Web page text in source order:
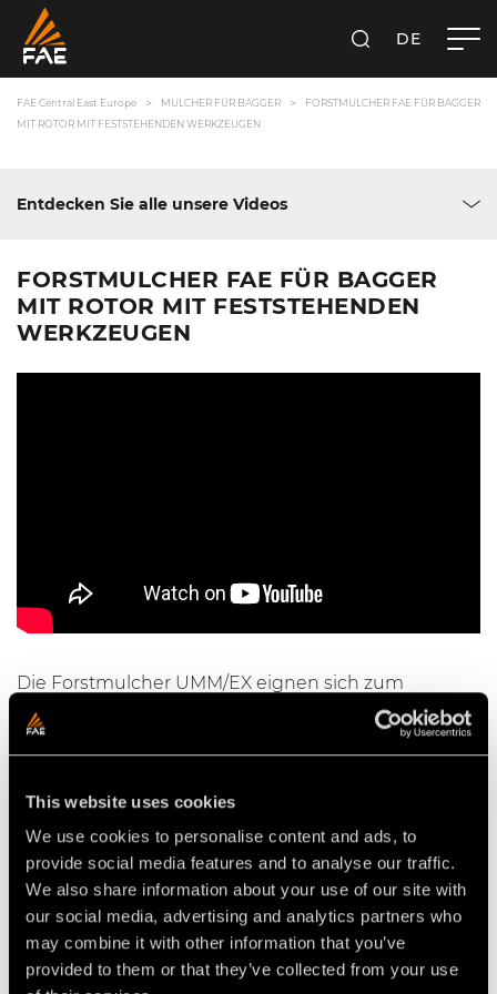
This website uses cookies
We use cookies to personalise content and ads, to
provide social media features and to analyse our traffic.
We also share information about your use of our site with
our social media, advertising and analytics partners who
may combine it with other information that you’ve
provided to them or that they’ve collected from your use
SUCHEN
DE
FAE Central East Europe MULCHER FÜR BAGGER
FORSTMULCHER FAE FÜR BAGGER
MIT ROTOR MIT FESTSTEHENDEN WERKZEUGEN
Entdecken Sie alle unsere Videos
FORSTMULCHER FAE FÜR BAGGER
MIT ROTOR MIT FESTSTEHENDEN
WERKZEUGEN
Die Forstmulcher UMM/EX eignen sich zum
Zerkleinern von Vegetation und Bäumen bis zu
einem Durchmesser von 40 cm und sind
Video Mulcher für Bagger